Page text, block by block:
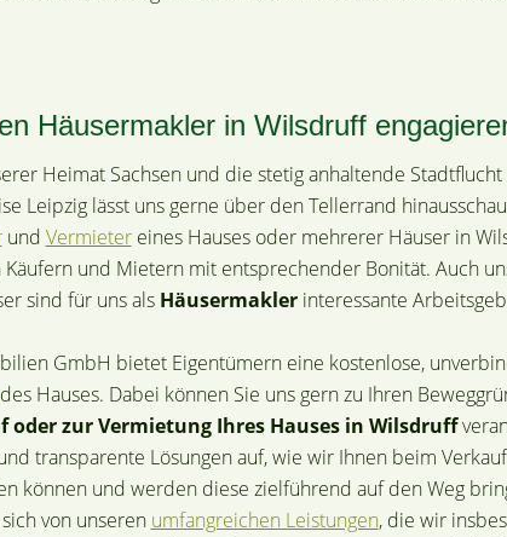
Häusermakler in Wilsdruff
Heimat Sachsen und die stetig anhaltende
Leipzig lässt uns gerne über den Tellerrand
und Vermietereines Hauses oder mehrerer Häuser in
Käufern und Mietern mit entsprechender Bonität. Auch
sind für uns als Häusermaklerinteressante
GmbH bietet Eigentümern eine kostenlose,
Hauses. Dabei können Sie uns gern zu Ihren
oder zur Vermietung Ihres Hauses in Wilsdruff
transparente Lösungen auf, wie wir Ihnen beim
können und werden diese zielführend auf den Weg
von unseren umfangreichen Leistungen, die wir